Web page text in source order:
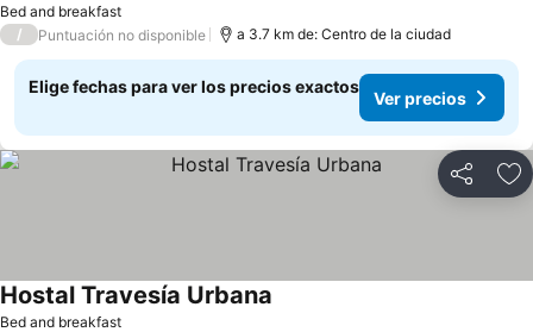
Bed and breakfast
/ Puntuación no disponible a 3.7 km de: Centro de la ciudad
Elige fechas para ver los precios exactos
Ver precios
Compartir
Bed and breakfast
Hostal Travesía Urbana